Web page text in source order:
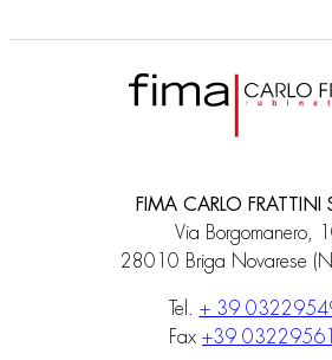
FIMA CARLO
Via Borgomanero,
28010 Briga Novarese
Tel. + 39
Fax +39